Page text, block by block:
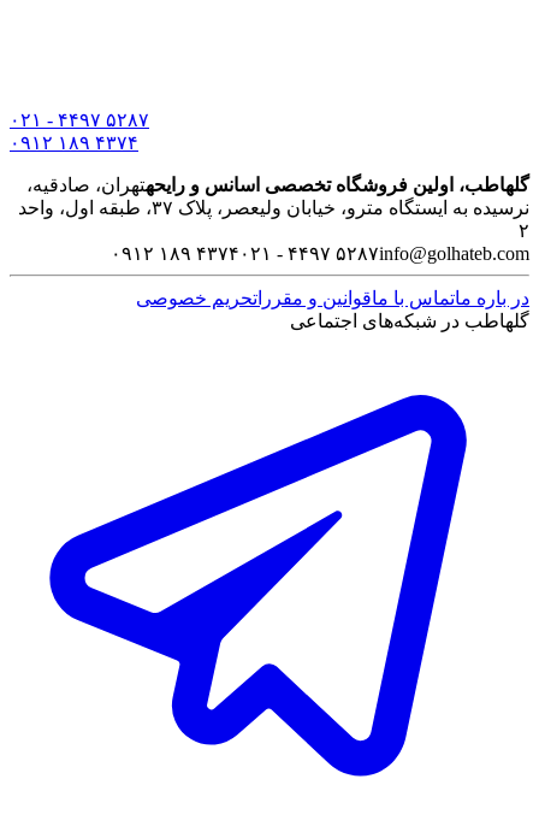
۰۲۱ - ۴۴۹۷ ۵۲۸۷
۰۹۱۲ ۱۸۹ ۴۳۷۴
گلهاطب، اولین فروشگاه تخصصی اسانس و رایحهتهران، صادقیه،
نرسیده به ایستگاه مترو، خیابان ولیعصر، پلاک ۳۷، طبقه اول، واحد
۲
info@golhateb.com۰۲۱ - ۴۴۹۷ ۵۲۸۷ ۰۹۱۲ ۱۸۹ ۴۳۷۴
در باره ماتماس با ماقوانین و مقرراتحریم خصوصی
گلهاطب در شبکه‌های اجتماعی